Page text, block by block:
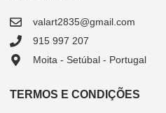
valart2835@gmail.com
915 997 207
Moita - Setúbal - Portugal
TERMOS E CONDIÇÕES